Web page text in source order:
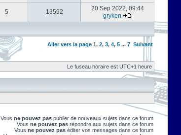
5 13592
20 Sep 2022, 09:44
gryken
Aller vers la page 1, 2, 3, 4, 5 ... 7 Suivant
Le fuseau horaire est UTC+1 heure
Vous ne pouvez pas publier de nouveaux sujets dans ce forum
Vous ne pouvez pas répondre aux sujets dans ce forum
Vous ne pouvez pas éditer vos messages dans ce forum